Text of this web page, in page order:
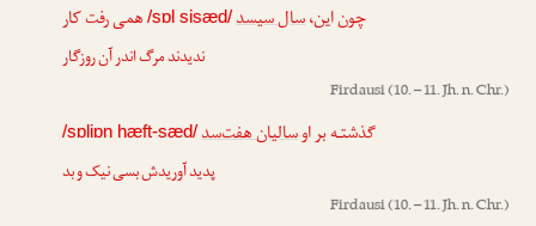
چون این،سال سیسد /sɒl sisæd/همی رفت کار
ندیدند مرگ اندر آن روزگار
Firdausi(10. – 11. Jh. n. Chr.)
گذشتـه بر اوسالیان هفت‌سد /sɒliɒn hæft-sæd/
پدید آوریدش بسی نیک و بد
Firdausi(10. – 11. Jh. n. Chr.)